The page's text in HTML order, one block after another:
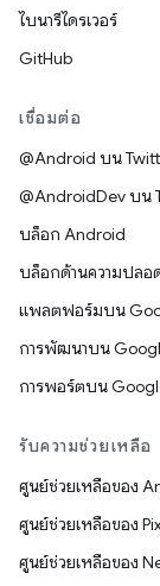
ไบนารีไดรเวอร์
GitHub
เชื่อมต่อ
@Android บน
@AndroidDev บน
บล็อก Android
บล็อกด้านความปลอ
แพลตฟอร์มบน
การพัฒนาบน
การพอร์ตบน
รับความช่วยเหลือ
ศูนย์ช่วยเหลือของ
ศูนย์ช่วยเหลือของ
ศูนย์ช่วยเหลือของ